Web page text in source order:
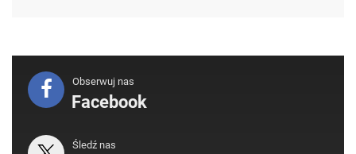
Obserwuj nas
Facebook
Śledź nas